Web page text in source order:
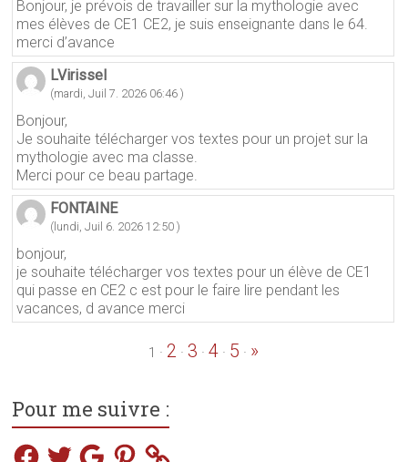
Bonjour, je prévois de travailler sur la mythologie avec
mes élèves de CE1 CE2, je suis enseignante dans le 64.
merci d’avance
LVirissel
(mardi, Juil 7. 2026 06:46 )
Bonjour,
Je souhaite télécharger vos textes pour un projet sur la
mythologie avec ma classe.
Merci pour ce beau partage.
FONTAINE
(lundi, Juil 6. 2026 12:50 )
bonjour,
je souhaite télécharger vos textes pour un élève de CE1
qui passe en CE2 c est pour le faire lire pendant les
vacances, d avance merci
1 · 2 ·3 ·4 · 5 · »
Pour me suivre :
Facebook
TwitterGooglePinterest